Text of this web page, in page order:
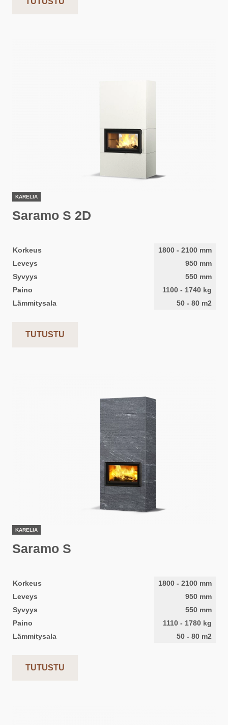
KARELIA
Saramo S 2D
Korkeus 1800 - 2100 mm
Leveys
950 mm
Syvyys
550 mm
Paino
1100 - 1740 kg
Lämmitysala
50 - 80 m2
TUTUSTU
KARELIA
Saramo S
Korkeus 1800 - 2100 mm
Leveys
950 mm
Syvyys
550 mm
Paino
1110 - 1780 kg
Lämmitysala
50 - 80 m2
TUTUSTU